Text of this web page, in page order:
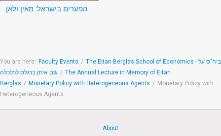
הפערים בישראל: מאין ולאן
You are here: Faculty Events / The Eitan Berglas School of Economics - ביה"ס על
שם איתן ברגלס לכלכלה / The Annual Lecture in Memory of Eitan
Berglas / Monetary Policy with Heterogeneous Agents / Monetary Policy with
Heterogeneous Agents
About